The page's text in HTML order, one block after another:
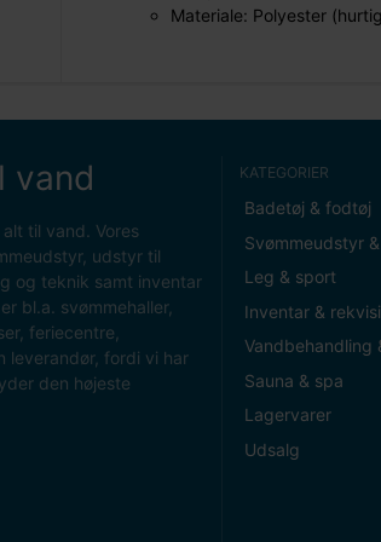
Materiale: Polyester
vand
til vand. Vores
udstyr til
og teknik samt inventar
bl.a. svømmehaller,
feriecentre,
leverandør, fordi vi har
den højeste
KATEGORIER
Badetøj & fodtøj
Svømmeudstyr
Leg & sport
Inventar &
Vandbehandling
Sauna & spa
Lagervarer
Udsalg